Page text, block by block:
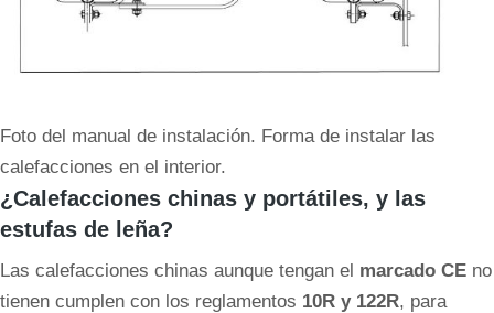
Foto del manual de instalación. Forma de instalar las
calefacciones en el interior.
¿Calefacciones chinas y portátiles, y las
estufas de leña?
Las calefacciones chinas aunque tengan el marcado CE no
tienen cumplen con los reglamentos 10R y 122R, para